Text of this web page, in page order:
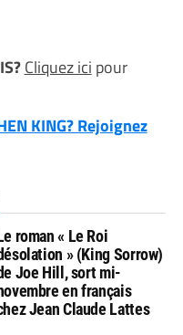
Cliquez ici pour
KING? Rejoignez
roman « Le Roi
» (King Sorrow)
Joe Hill, sort mi-
en français
Jean Claude Lattes